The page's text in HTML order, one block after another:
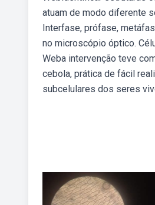
atuam de modo diferente
Interfase, prófase,
no microscópio óptico.
Weba intervenção teve
cebola, prática de fácil
subcelulares dos seres